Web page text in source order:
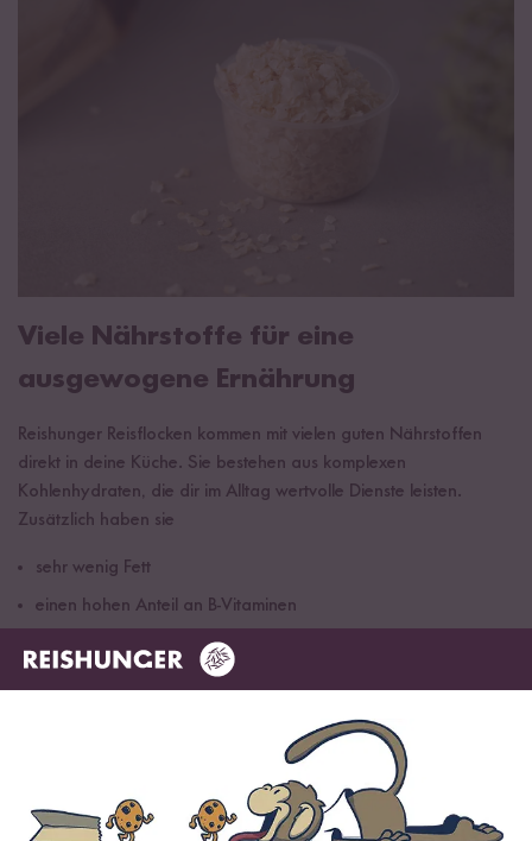
Viele Nährstoffe für eine
ausgewogene Ernährung
Reishunger Reisflocken kommen mit vielen guten Nährstoffen
direkt in deine Küche. Sie bestehen aus komplexen
Kohlenhydraten, die dir im Alltag wertvolle Dienste leisten.
Zusätzlich haben sie
sehr wenig Fett
einen hohen Anteil an B-Vitaminen
eine sehr hohe Nährstoffdichte.
Reisflocken zählen. Mit ihrer leichten Verdaulichkeit sind sie
perfekt für eine aktive und glutenfreie Ernährung geeignet.
Herkömmliche Getreideflocken stellen sie dabei klar in den
Schatten.